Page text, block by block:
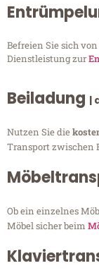
Befreien Sie sich
Dienstleistung zur
Beiladung |
Nutzen Sie die
Transport zwischen
Ob ein einzelnes
Möbel sicher beim